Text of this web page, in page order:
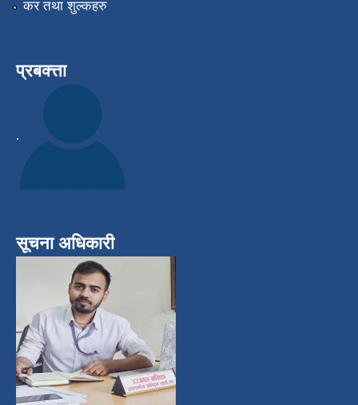
कर तथा शुल्कहरु
प्रबक्त्ता
.
सूचना अधिकारी